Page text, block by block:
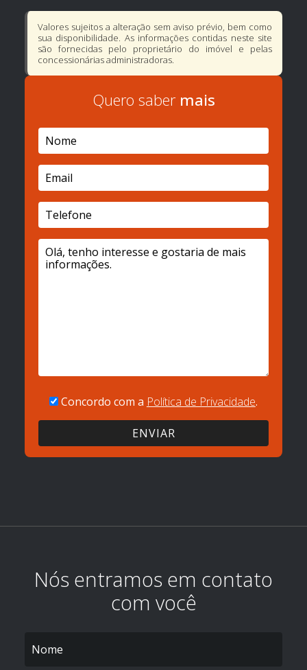
Valores sujeitos a alteração sem aviso prévio, bem como
sua disponibilidade. As informações contidas neste site
são fornecidas pelo proprietário do imóvel e pelas
concessionárias administradoras.
Quero saber
Concordo com a Política de Privacidade.
Nós entramos em contato
com você